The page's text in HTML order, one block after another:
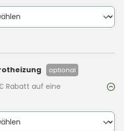
optional
Rabatt auf eine